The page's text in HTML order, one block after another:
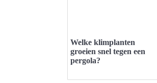
Welke klimplanten
groeien snel tegen een
pergola?